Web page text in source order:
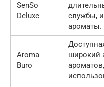
SenSo
Deluxe
службы,
ароматы.
Aroma
Buro
широкий